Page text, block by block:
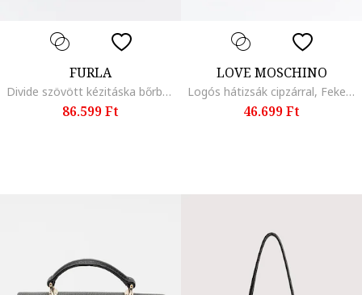
FURLA
Divide szövött kézitáska bőrbetétekkel, Sötétbarna/Sötétszürke
86.599 Ft
LOVE MOSCHINO
Logós hátizsák cipzárral, Fekete
46.699 Ft